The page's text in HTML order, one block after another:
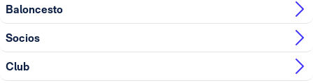
Baloncesto
Socios
Club